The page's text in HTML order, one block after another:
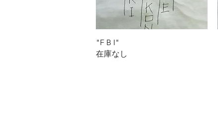
"F B I"
在庫なし